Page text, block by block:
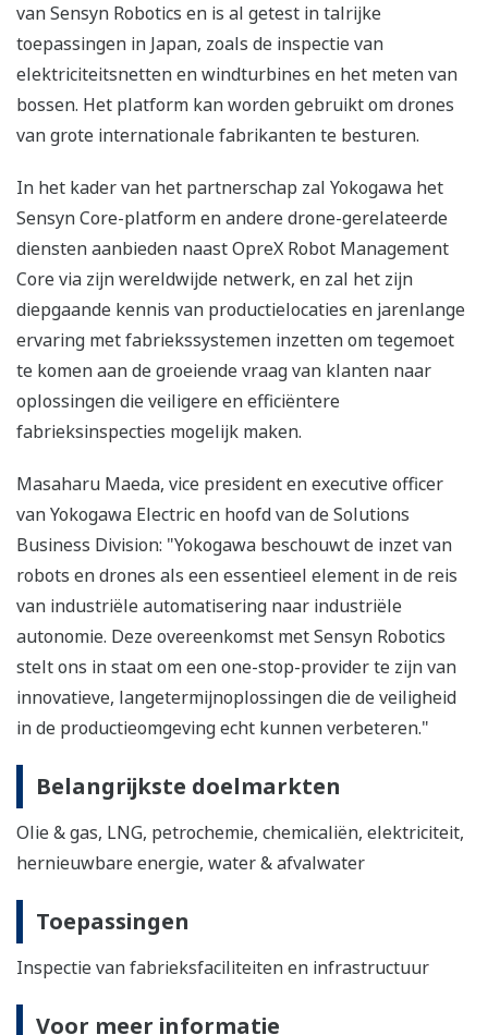
van Sensyn Robotics en is al getest in talrijke
toepassingen in Japan, zoals de inspectie van
elektriciteitsnetten en windturbines en het meten van
bossen. Het platform kan worden gebruikt om drones
van grote internationale fabrikanten te besturen.
In het kader van het partnerschap zal Yokogawa het
Sensyn Core-platform en andere drone-gerelateerde
diensten aanbieden naast OpreX Robot Management
Core via zijn wereldwijde netwerk, en zal het zijn
diepgaande kennis van productielocaties en jarenlange
ervaring met fabriekssystemen inzetten om tegemoet
te komen aan de groeiende vraag van klanten naar
oplossingen die veiligere en efficiëntere
fabrieksinspecties mogelijk maken.
Masaharu Maeda, vice president en executive officer
van Yokogawa Electric en hoofd van de Solutions
Business Division: "Yokogawa beschouwt de inzet van
robots en drones als een essentieel element in de reis
van industriële automatisering naar industriële
autonomie. Deze overeenkomst met Sensyn Robotics
stelt ons in staat om een one-stop-provider te zijn van
innovatieve, langetermijnoplossingen die de veiligheid
in de productieomgeving echt kunnen verbeteren."
Belangrijkste doelmarkten
Olie & gas, LNG, petrochemie, chemicaliën, elektriciteit,
hernieuwbare energie, water & afvalwater
Toepassingen
Inspectie van fabrieksfaciliteiten en infrastructuur
Voor meer informatie